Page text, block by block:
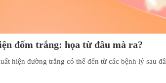
đốm trắng: họa từ đâu mà ra?
hiện đường trắng có thể đến từ các bệnh lý sau